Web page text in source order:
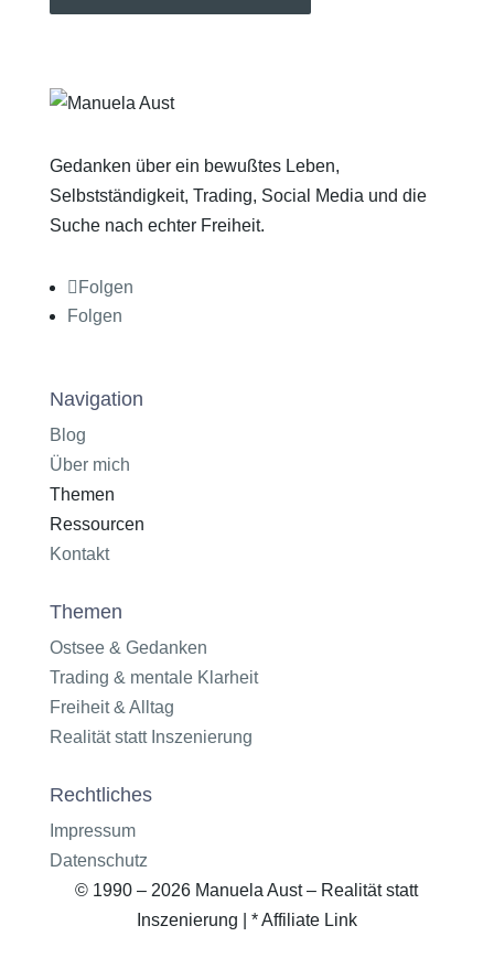
Gedanken über ein bewußtes Leben,
Selbstständigkeit, Trading, Social Media und die
Suche nach echter Freiheit.
Folgen
Folgen
Navigation
Blog
Über mich
Themen
Ressourcen
Kontakt
Themen
Ostsee & Gedanken
Trading & mentale Klarheit
Freiheit & Alltag
Realität statt Inszenierung
Rechtliches
Impressum
Datenschutz
© 1990 – 2026 Manuela Aust – Realität statt
Inszenierung | * Affiliate Link